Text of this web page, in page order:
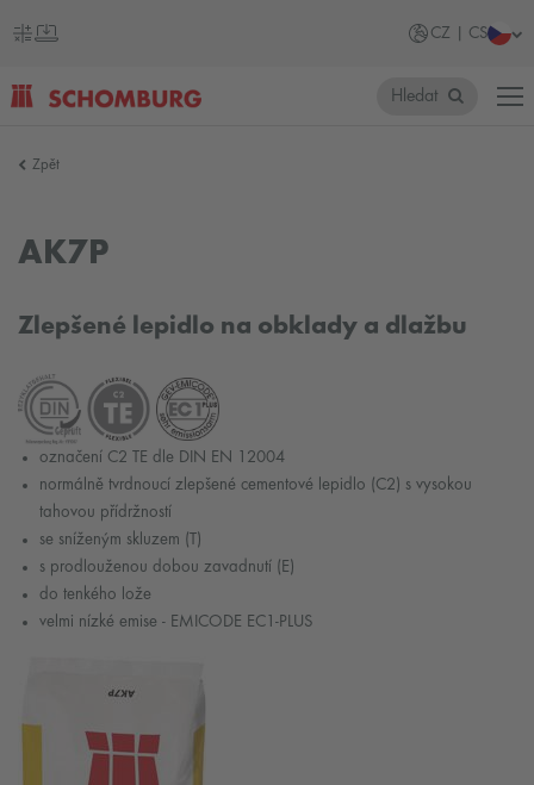
CZ | CS
Hledat
Zpět
AK7P
Zlepšené lepidlo na obklady a dlažbu
označení C2 TE dle DIN EN 12004
normálně tvrdnoucí zlepšené cementové lepidlo (C2) s vysokou
tahovou přídržností
se sníženým skluzem (T)
s prodlouženou dobou zavadnutí (E)
do tenkého lože
velmi nízké emise - EMICODE EC1-PLUS